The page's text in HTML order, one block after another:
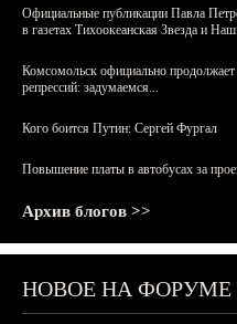
Официальные публикации Павла
в газетах Тихоокеанская Звезда и
Комсомольск официально
репрессий: задумаемся...
Кого боится Путин: Сергей Фургал
Повышение платы в автобусах за
Архив блогов >>
НОВОЕ НА ФОРУМЕ